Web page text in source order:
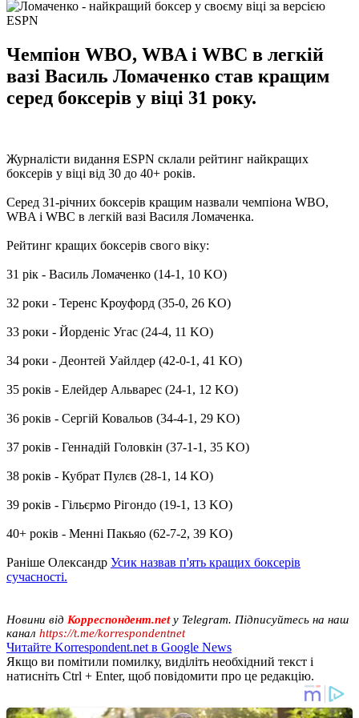
Чемпіон WBO, WBA і WBC в легкій
вазі Василь Ломаченко став кращим
серед боксерів у віці 31 року.
Журналісти видання ESPN склали рейтинг найкращих
боксерів у віці від 30 до 40+ років.
Серед 31-річних боксерів кращим назвали чемпіона WBO,
WBA і WBC в легкій вазі Василя Ломаченка.
Рейтинг кращих боксерів свого віку:
31 рік - Василь Ломаченко (14-1, 10 KO)
32 роки - Теренс Кроуфорд (35-0, 26 KO)
33 роки - Йорденіс Угас (24-4, 11 KO)
34 роки - Деонтей Уайлдер (42-0-1, 41 KO)
35 років - Елейдер Альварес (24-1, 12 KO)
36 років - Сергій Ковальов (34-4-1, 29 KO)
37 років - Геннадій Головкін (37-1-1, 35 KO)
38 років - Кубрат Пулєв (28-1, 14 KO)
39 років - Гільєрмо Рігондо (19-1, 13 KO)
40+ років - Менні Пакьяо (62-7-2, 39 KO)
Раніше Олександр Усик назвав п'ять кращих боксерів
сучасності.
Новини від Корреспондент.netу Telegram. Підписуйтесь на наш
канал https://t.me/korrespondentnet
Читайте Korrespondent.net в Google News
Якщо ви помітили помилку, виділіть необхідний текст і
натисніть Ctrl + Enter, щоб повідомити про це редакцію.